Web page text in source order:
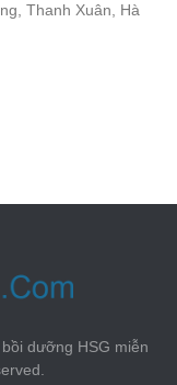
Thanh Xuân, Hà
dưỡng HSG miễn